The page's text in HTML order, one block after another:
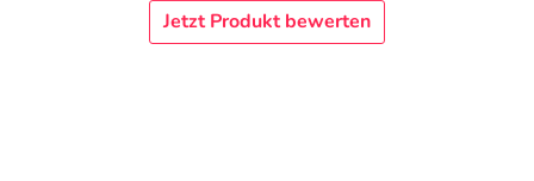
Jetzt Produkt bewerten